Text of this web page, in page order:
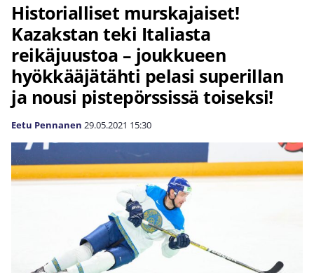
Historialliset murskajaiset!
Kazakstan teki Italiasta
reikäjuustoa – joukkueen
hyökkääjätähti pelasi superillan
ja nousi pistepörssissä toiseksi!
Eetu Pennanen 29.05.2021 15:30